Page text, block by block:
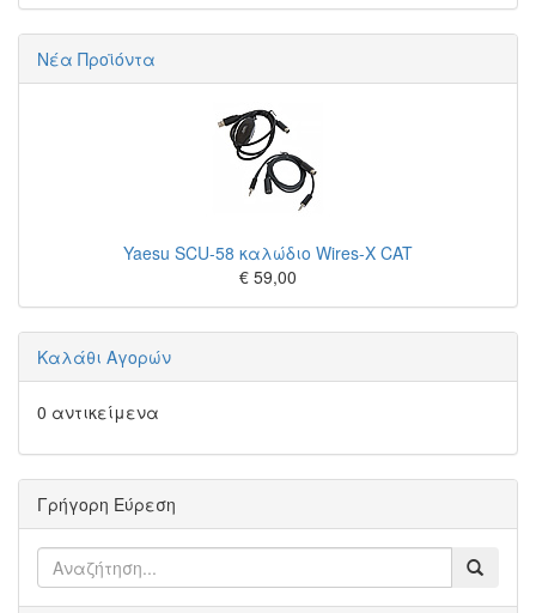
Νέα Προϊόντα
Yaesu SCU-58 καλώδιο Wires-X CAT
€ 59,00
Καλάθι Αγορών
0 αντικείμενα
Γρήγορη Εύρεση